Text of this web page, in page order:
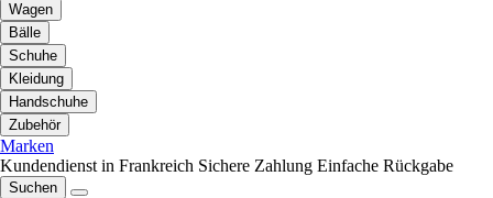
Wagen
Bälle
Schuhe
Kleidung
Handschuhe
Zubehör
Marken
Kundendienst in Frankreich Sichere Zahlung Einfache Rückgabe
Suchen